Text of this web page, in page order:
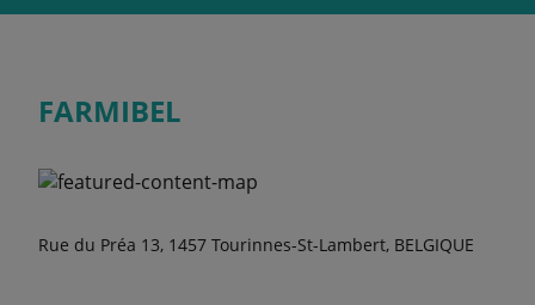
FARMIBEL
Rue du Préa 13, 1457 Tourinnes-St-Lambert, BELGIQUE